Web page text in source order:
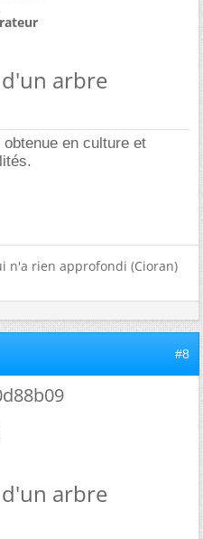
arbre
en culture et
n'a rien approfondi (Cioran)
#8
arbre